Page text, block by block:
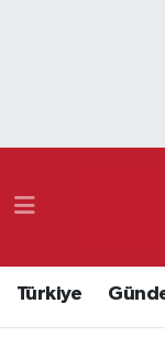
Türkiye
Namaz
Süper Lig